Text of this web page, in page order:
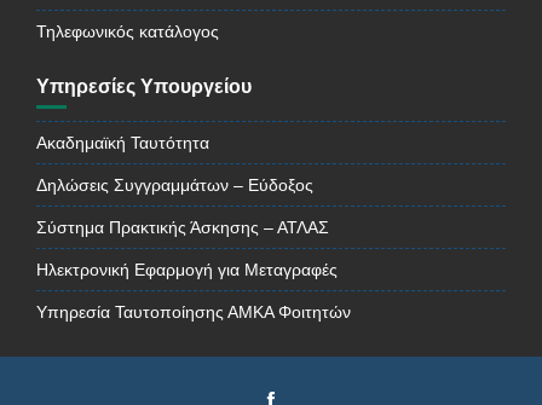
Τηλεφωνικός κατάλογος
Υπηρεσίες Υπουργείου
Ακαδημαϊκή Ταυτότητα
Δηλώσεις Συγγραμμάτων – Εύδοξος
Σύστημα Πρακτικής Άσκησης – ΑΤΛΑΣ
Ηλεκτρονική Εφαρμογή για Μεταγραφές
Υπηρεσία Ταυτοποίησης ΑΜΚΑ Φοιτητών